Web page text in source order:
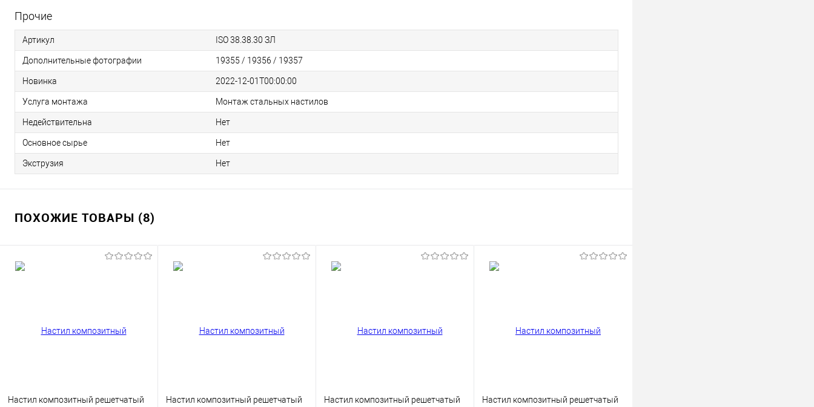
Прочие
Артикул ISO 38.38.30 ЗЛ
Дополнительные фотографии 19355 / 19356 / 19357
Новинка 2022-12-01T00:00:00
Услуга монтажа Монтаж стальных настилов
Недействительна Нет
Основное сырье Нет
Экструзия Нет
ПОХОЖИЕ ТОВАРЫ (8)
Настил композитный решетчатый
Настил композитный решетчатый
Настил композитный решетчатый
Настил композитный решетчатый